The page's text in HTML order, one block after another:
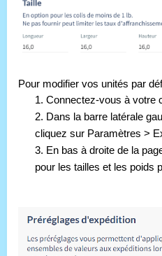
Pour modifier vos unités par
1. Connectez-vous à votre
2. Dans la barre latérale
cliquez sur Paramètres >
3. En bas à droite de la
pour les tailles et les poids